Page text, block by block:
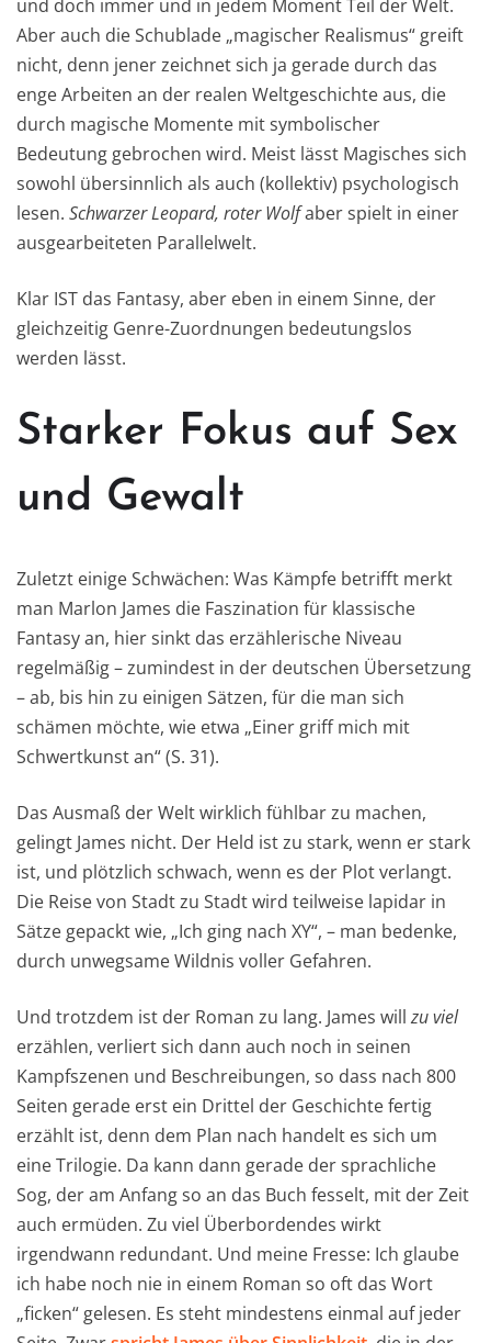
und doch immer und in jedem Moment Teil der Welt.
Aber auch die Schublade „magischer Realismus“ greift
nicht, denn jener zeichnet sich ja gerade durch das
enge Arbeiten an der realen Weltgeschichte aus, die
durch magische Momente mit symbolischer
Bedeutung gebrochen wird. Meist lässt Magisches sich
sowohl übersinnlich als auch (kollektiv) psychologisch
lesen. Schwarzer Leopard, roter Wolfaber spielt in einer
ausgearbeiteten Parallelwelt.
Klar IST das Fantasy, aber eben in einem Sinne, der
gleichzeitig Genre-Zuordnungen bedeutungslos
werden lässt.
Starker Fokus auf Sex
und Gewalt
Zuletzt einige Schwächen: Was Kämpfe betrifft merkt
man Marlon James die Faszination für klassische
Fantasy an, hier sinkt das erzählerische Niveau
regelmäßig – zumindest in der deutschen Übersetzung
– ab, bis hin zu einigen Sätzen, für die man sich
schämen möchte, wie etwa „Einer griff mich mit
Schwertkunst an“ (S. 31).
Das Ausmaß der Welt wirklich fühlbar zu machen,
gelingt James nicht. Der Held ist zu stark, wenn er stark
ist, und plötzlich schwach, wenn es der Plot verlangt.
Die Reise von Stadt zu Stadt wird teilweise lapidar in
Sätze gepackt wie, „Ich ging nach XY“, – man bedenke,
durch unwegsame Wildnis voller Gefahren.
Und trotzdem ist der Roman zu lang. James willzu viel
erzählen, verliert sich dann auch noch in seinen
Kampfszenen und Beschreibungen, so dass nach 800
Seiten gerade erst ein Drittel der Geschichte fertig
erzählt ist, denn dem Plan nach handelt es sich um
eine Trilogie. Da kann dann gerade der sprachliche
Sog, der am Anfang so an das Buch fesselt, mit der Zeit
auch ermüden. Zu viel Überbordendes wirkt
irgendwann redundant. Und meine Fresse: Ich glaube
ich habe noch nie in einem Roman so oft das Wort
„ficken“ gelesen. Es steht mindestens einmal auf jeder